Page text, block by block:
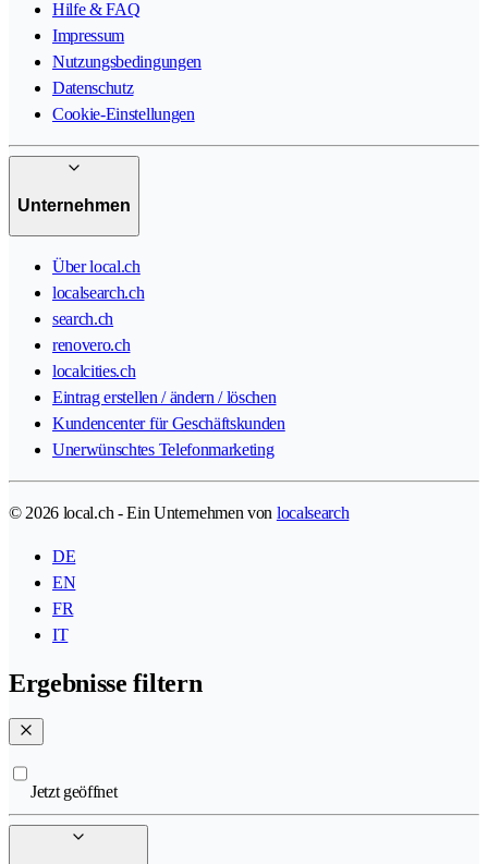
Hilfe & FAQ
Impressum
Nutzungsbedingungen
Datenschutz
Cookie-Einstellungen
Unternehmen
Über local.ch
localsearch.ch
search.ch
renovero.ch
localcities.ch
Eintrag erstellen / ändern / löschen
Kundencenter für Geschäftskunden
Unerwünschtes Telefonmarketing
© 2026 local.ch - Ein Unternehmen von localsearch
DE
EN
FR
IT
Ergebnisse filtern
Jetzt geöffnet